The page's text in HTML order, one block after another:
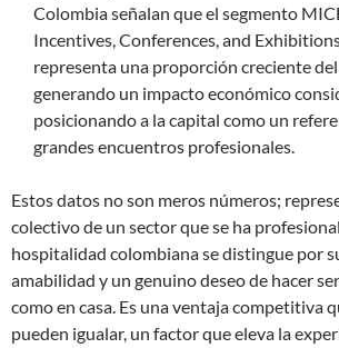
Colombia señalan que el segmento
Incentives, Conferences, and
representa una proporción creciente
generando un impacto económico
posicionando a la capital como un
grandes encuentros profesionales.
Estos datos no son meros números;
colectivo de un sector que se ha
hospitalidad colombiana se distingue por
amabilidad y un genuino deseo de hacer
como en casa. Es una ventaja competitiva
pueden igualar, un factor que eleva la